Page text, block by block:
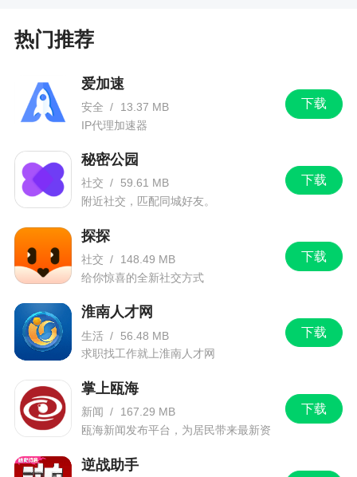
随潮流不掉队
5、趣味动态视频来电秀不断的更新多样的惊喜
6、支持收藏你喜爱的铃声以及来电秀
小编评价
1、多来电下载带给大家，这是一款非常酷炫的
来电方式变得更加丰富，多种类型来电秀任意选
择，喜欢就直接设置，操作很简单
3、多来电，有趣个性的视频秀在这里选择。炫
酷的铃声提供，来电提示多样化，赶紧来选择吧。
4、多来电，游迅网小编分享的一款超炫酷的来
电秀软件，用户通过多来电能够设置个性视频来电
型来电秀，可供用户自由选择，简单操作，喜欢的
热门推荐
下载
爱加速
安全 /
13.37 MB
IP代理加速器
下载
秘密公园
社交 /
59.61 MB
附近社交，匹配同城好友。
下载
探探
社交 /
148.49 MB
给你惊喜的全新社交方式
下载
淮南人才网
生活 /
56.48 MB
求职找工作就上淮南人才网
下载
掌上瓯海
新闻 /
167.29 MB
瓯海新闻发布平台，为居民带来最新资
逆战助手